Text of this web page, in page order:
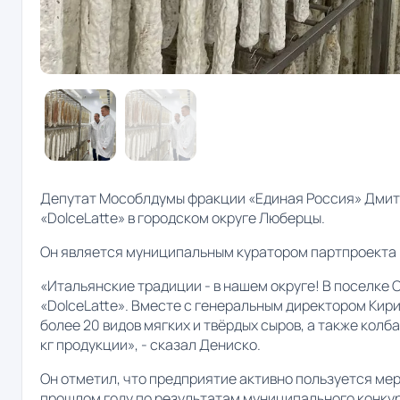
Депутат Мособлдумы фракции «Единая Россия»
«DolceLatte» в городском округе Люберцы.
Он является муниципальным куратором
«Итальянские традиции - в нашем округе! В поселке
«DolceLatte». Вместе с генеральным директором
более 20 видов мягких и твёрдых сыров, а также
кг продукции», - сказал Дениско.
Он отметил, что предприятие активно пользуется